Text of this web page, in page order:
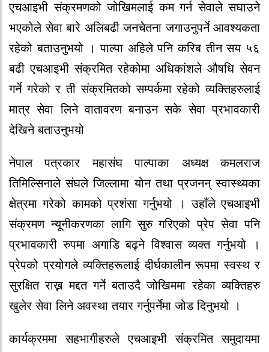
एचआइभी संक्रमणको जोखिमलाई कम गर्न सेवाले सघाउने
भएकोले सेवा बारे अलिबढी जनचेतना जगाउनुपर्ने आवश्यकता
रहेको बताउनुभयो । पाल्पा अहिले पनि करिब तीन सय ५६
बढी एचआइभी संक्रमित रहेकोमा अधिकांशले औषधि सेवन
गर्ने गरेको र ती संक्रमितको सम्पर्कमा रहेको व्यक्तिहरुलाई
मात्र सेवा लिने वातावरण बनाउन सके सेवा प्रभावकारी
देखिने बताउनुभयो
नेपाल पत्रकार महासंघ पाल्पाका अध्यक्ष कमलराज
तिमिल्सिनाले संघले जिल्लामा योन तथा प्रजनन् स्वास्थ्यका
क्षेत्रमा गरेको कामको प्रशंसा गर्नुभयो । उहाँले एचआइभी
संक्रमण न्यूनीकरणका लागि सुरु गरिएको प्रेप सेवा पनि
प्रभावकारी रुपमा अगाडि बढ्ने विश्वास व्यक्त गर्नुभयो ।
प्रेपको प्रयोगले व्यक्तिहरूलाई दीर्घकालीन रूपमा स्वस्थ र
सुरक्षित राख्न मद्दत गर्ने बताउदै जोखिममा रहेका व्यक्तिहरु
खुलेर सेवा लिने अवस्था तयार गर्नुपर्नेमा जोड दिनुभयो ।
कार्यक्रममा सहभागीहरुले एचआइभी संक्रमित समुदायमा